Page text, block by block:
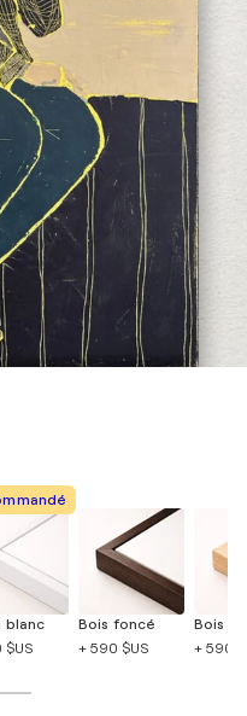
blanc
$US
Bois foncé
+ 590 $US
Bois
+ 590